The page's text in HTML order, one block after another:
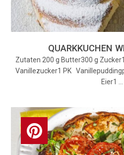
QUARKKUCHEN
Zutaten 200 g Butter300 g
Vanillezucker1 PK
Eier1 …